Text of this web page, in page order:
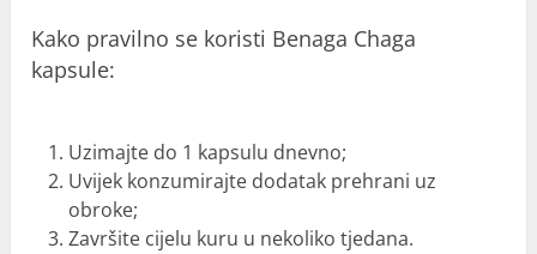
Kako pravilno se koristi Benaga Chaga
kapsule:
Uzimajte do 1 kapsulu dnevno;
Uvijek konzumirajte dodatak prehrani uz
obroke;
Završite cijelu kuru u nekoliko tjedana.